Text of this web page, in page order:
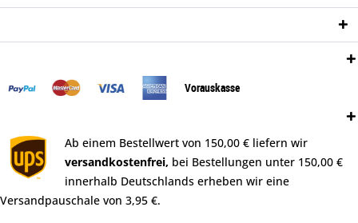
Vorauskasse
Ab einem Bestellwert von 150,00 € liefern wir
versandkostenfrei, bei Bestellungen unter 150,00 €
innerhalb Deutschlands erheben wir eine
Versandpauschale von 3,95 €.